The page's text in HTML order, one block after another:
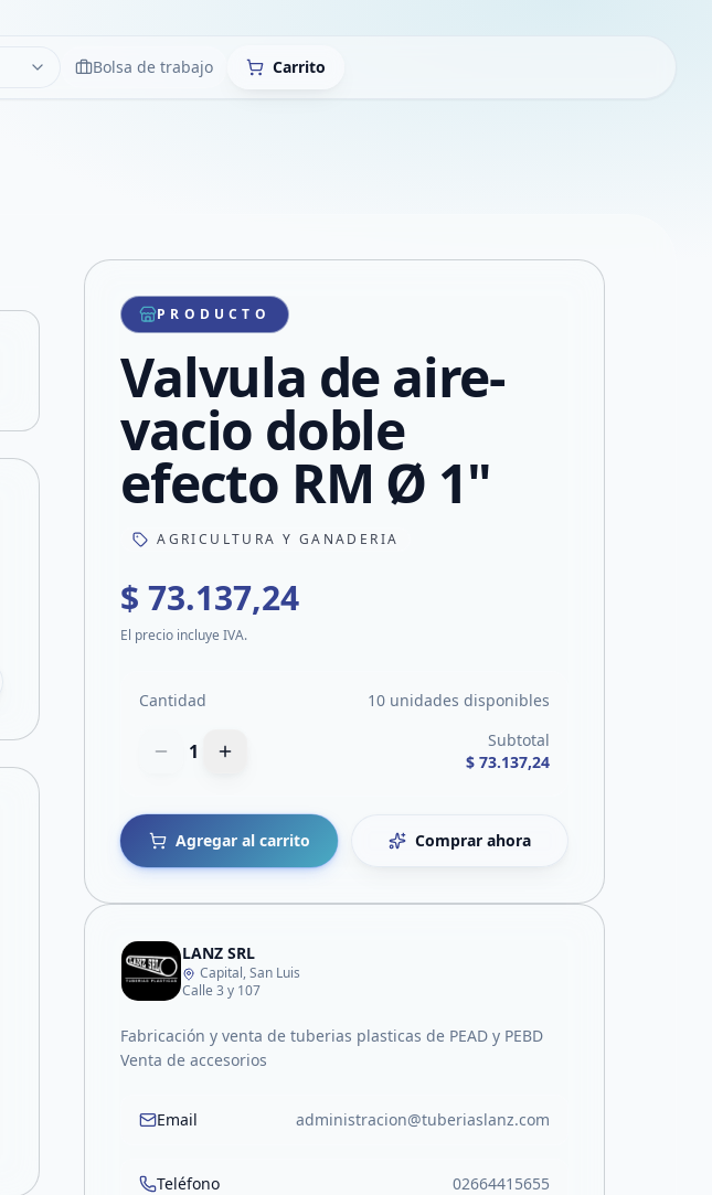
LimpiarBolsa de trabajo Carrito
Compartir producto
Compartir por WhatsApp
Compartir por mail
Compartir en Facebook
PRODUCTO
Valvula de aire-
vacio doble
efecto RM Ø 1"
AGRICULTURA Y GANADERIA
$ 73.137,24
El precio incluye IVA.
Cantidad 10 unidades disponibles
1
Subtotal
$ 73.137,24
Agregar al carrito Comprar ahora
LANZ SRL
Capital, San Luis
Calle 3 y 107
Fabricación y venta de tuberias plasticas de PEAD y PEBD
Venta de accesorios
Email administracion@tuberiaslanz.com
Teléfono 02664415655